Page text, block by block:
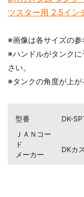
ツスター用 2.5イ
※画像は各サイズの参
※ハンドルがタンク
さい。
※タンクの角度が上が
型番
DK-
ＪＡＮコー
ド
メーカー
DKカ
お買い物